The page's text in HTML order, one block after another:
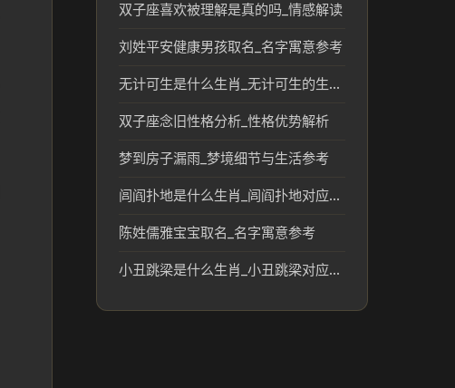
双子座喜欢被理解是真的吗_情感解读
刘姓平安健康男孩取名_名字寓意参考
无计可生是什么生肖_无计可生的生肖象征与民俗解读
双子座念旧性格分析_性格优势解析
梦到房子漏雨_梦境细节与生活参考
闾阎扑地是什么生肖_闾阎扑地对应的生肖及民俗含义解析
陈姓儒雅宝宝取名_名字寓意参考
小丑跳梁是什么生肖_小丑跳梁对应的生肖及文化含义解析